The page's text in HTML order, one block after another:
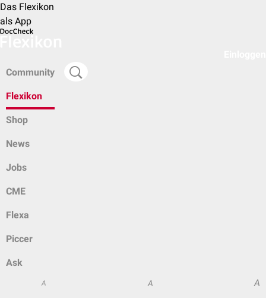
Das Flexikon
als App
Community
Flexikon
Shop
News
Jobs
CME
Flexa
Piccer
Ask
A A A